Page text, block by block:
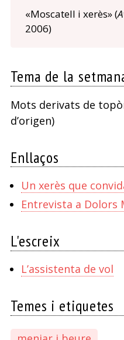
«Moscatell i xerès» (
2006)
Tema de la
Mots derivats de
d’origen)
Enllaços
Un xerès que
Entrevista a Dolors
L'escreix
L’assistenta de vol
Temes i etiquetes